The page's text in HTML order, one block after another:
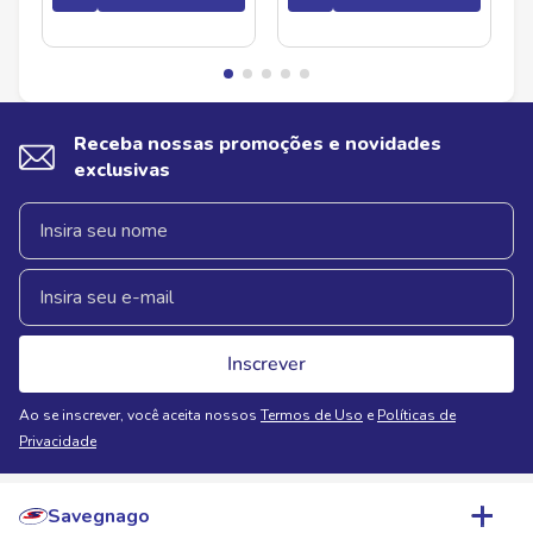
Receba nossas promoções e novidades
exclusivas
Inscrever
Ao se inscrever, você aceita nossos Termos de Uso e Políticas de
Privacidade
Savegnago